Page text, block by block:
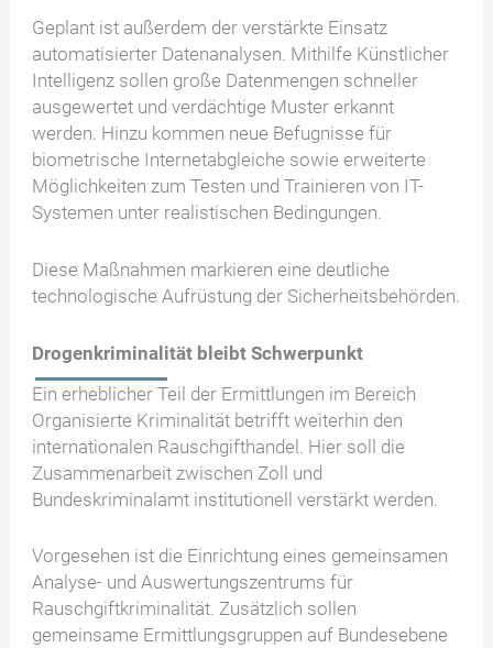
Geplant ist außerdem der verstärkte Einsatz
automatisierter Datenanalysen. Mithilfe Künstlicher
Intelligenz sollen große Datenmengen schneller
ausgewertet und verdächtige Muster erkannt
werden. Hinzu kommen neue Befugnisse für
biometrische Internetabgleiche sowie erweiterte
Möglichkeiten zum Testen und Trainieren von IT-
Systemen unter realistischen Bedingungen.
Diese Maßnahmen markieren eine deutliche
technologische Aufrüstung der Sicherheitsbehörden.
Drogenkriminalität bleibt Schwerpunkt
Ein erheblicher Teil der Ermittlungen im Bereich
Organisierte Kriminalität betrifft weiterhin den
internationalen Rauschgifthandel. Hier soll die
Zusammenarbeit zwischen Zoll und
Bundeskriminalamt institutionell verstärkt werden.
Vorgesehen ist die Einrichtung eines gemeinsamen
Analyse- und Auswertungszentrums für
Rauschgiftkriminalität. Zusätzlich sollen
gemeinsame Ermittlungsgruppen auf Bundesebene